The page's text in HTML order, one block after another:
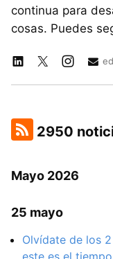
continua para
cosas. Puedes
2950
Mayo 2026
25 mayo
Olvídate de los
este es el